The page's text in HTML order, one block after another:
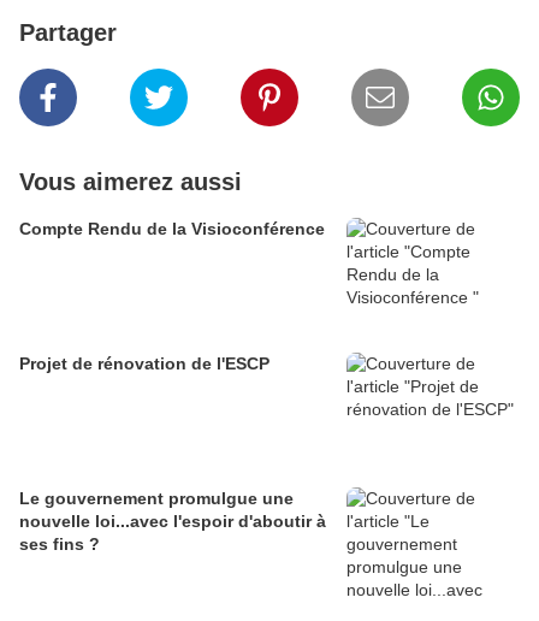
Partager
Vous aimerez aussi
Compte Rendu de la Visioconférence
Projet de rénovation de l'ESCP
Le gouvernement promulgue une
nouvelle loi...avec l'espoir d'aboutir à
ses fins ?